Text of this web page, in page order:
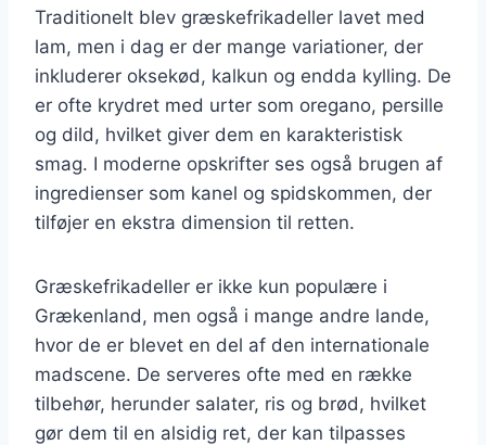
Traditionelt blev græskefrikadeller lavet med
lam, men i dag er der mange variationer, der
inkluderer oksekød, kalkun og endda kylling. De
er ofte krydret med urter som oregano, persille
og dild, hvilket giver dem en karakteristisk
smag. I moderne opskrifter ses også brugen af
ingredienser som kanel og spidskommen, der
tilføjer en ekstra dimension til retten.
Græskefrikadeller er ikke kun populære i
Grækenland, men også i mange andre lande,
hvor de er blevet en del af den internationale
madscene. De serveres ofte med en række
tilbehør, herunder salater, ris og brød, hvilket
gør dem til en alsidig ret, der kan tilpasses